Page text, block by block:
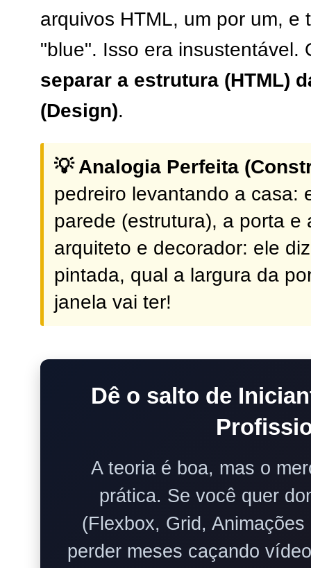
arquivos HTML, um por um, e
"blue". Isso era insustentável.
separar a estrutura (HTML)
(Design).
💡 Analogia Perfeita
pedreiro levantando a casa:
parede (estrutura), a porta e
arquiteto e decorador: ele
pintada, qual a largura da
janela vai ter!
Dê o salto de
A teoria é boa, mas o
prática. Se você quer
(Flexbox, Grid,
perder meses caçando